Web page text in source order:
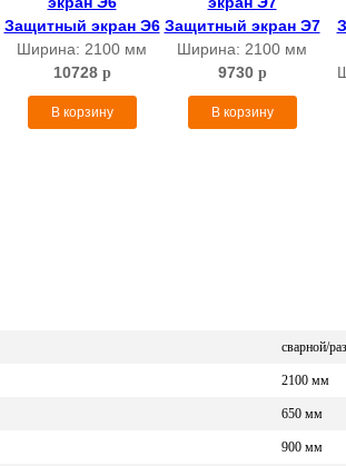
Защитный экран Э6
Ширина: 2100 мм
10728 p
В корзину
Защитный экран Э7
Ширина: 2100 мм
9730 p
В корзину
сварной/
2100 мм
650 мм
900 мм